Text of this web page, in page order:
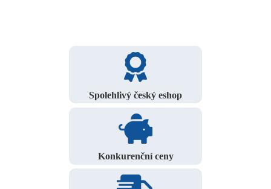
Spolehlivý český eshop
Konkurenční ceny